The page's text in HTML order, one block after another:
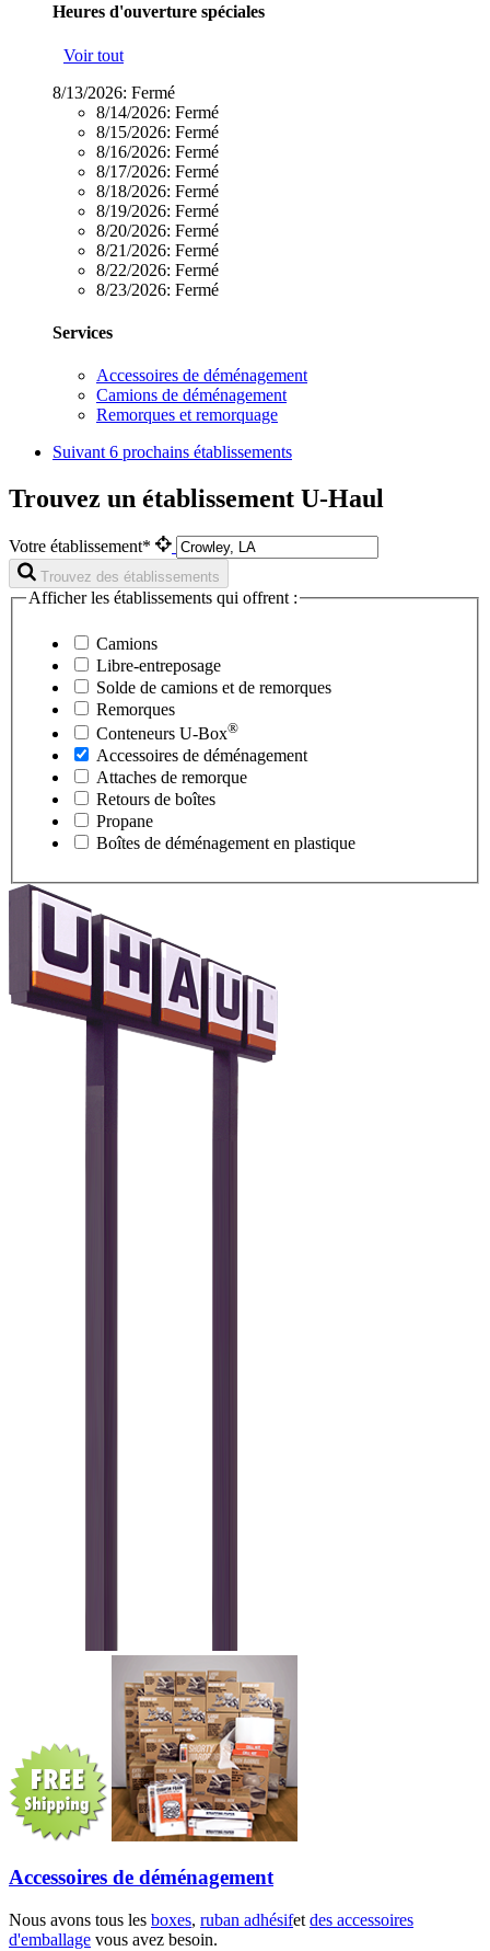
Heures d'ouverture spéciales
Voir tout
8/13/2026: Fermé
8/14/2026: Fermé
8/15/2026: Fermé
8/16/2026: Fermé
8/17/2026: Fermé
8/18/2026: Fermé
8/19/2026: Fermé
8/20/2026: Fermé
8/21/2026: Fermé
8/22/2026: Fermé
8/23/2026: Fermé
Services
Accessoires de déménagement
Camions de déménagement
Remorques et remorquage
Suivant 6 prochains établissements
Trouvez un établissement U-Haul
Votre établissement*
Trouvez des établissements
Afficher les établissements qui offrent :
Camions
Libre-entreposage
Solde de camions et de remorques
Remorques
Conteneurs U-Box®
Accessoires de déménagement
Attaches de remorque
Retours de boîtes
Propane
Boîtes de déménagement en plastique
Accessoires de déménagement
Nous avons tous les boxes, ruban adhésifet des accessoires
d'emballage vous avez besoin.